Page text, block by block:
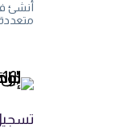
أنشئ